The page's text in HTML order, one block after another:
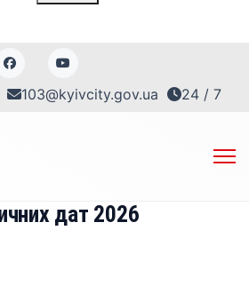
103@kyivcity.gov.ua 24 / 7
дат 2026